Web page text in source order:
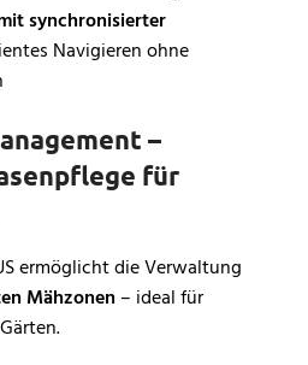
synchronisierter
Navigieren ohne
–
für
ermöglicht die Verwaltung
Mähzonen – ideal für